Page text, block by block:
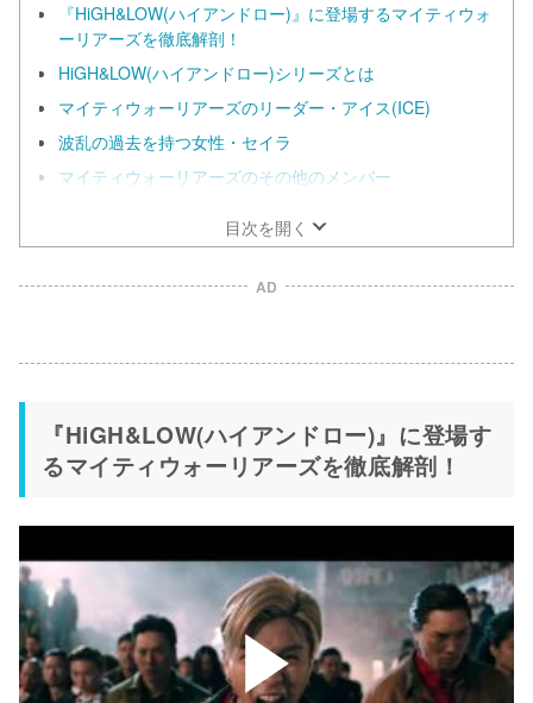
『HiGH&LOW(ハイアンドロー)』に登場するマイティウォ
ーリアーズを徹底解剖！
HiGH&LOW(ハイアンドロー)シリーズとは
マイティウォーリアーズのリーダー・アイス(ICE)
波乱の過去を持つ女性・セイラ
マイティウォーリアーズのその他のメンバー
目次を開く
AD
『HiGH&LOW(ハイアンドロー)』に登場す
るマイティウォーリアーズを徹底解剖！